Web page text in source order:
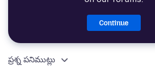
Continue
ప్రశ్న పనిముట్లు